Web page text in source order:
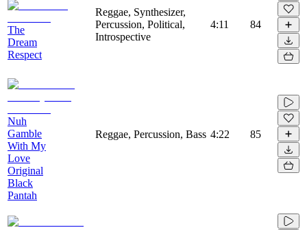
The
Dream
Respect
Reggae, Synthesizer,
Percussion, Political,
Introspective
4:11 84
Nuh
Gamble
With My
Love
Original
Black
Pantah
Reggae, Percussion, Bass 4:22 85